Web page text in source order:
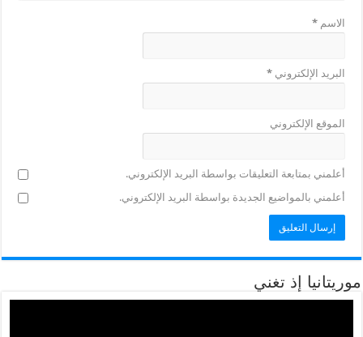
الاسم*
البريد الإلكتروني*
الموقع الإلكتروني
أعلمني بمتابعة التعليقات بواسطة البريد الإلكتروني.
أعلمني بالمواضيع الجديدة بواسطة البريد الإلكتروني.
موريتانيا إذ تغني